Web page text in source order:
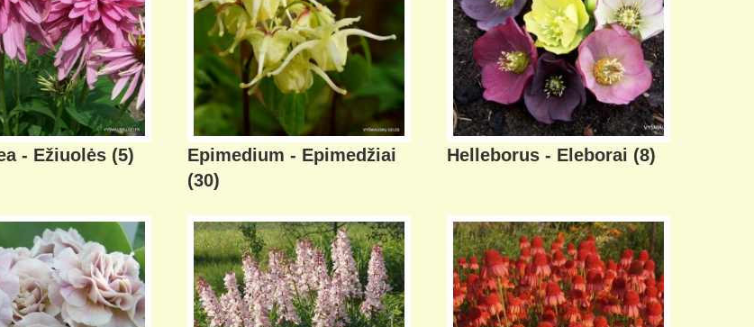
- Ežiuolės (5)
Epimedium - Epimedžiai
(30)
Helleborus - Eleborai (8)